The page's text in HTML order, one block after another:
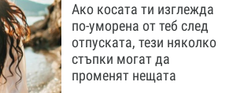
Ако косата ти изглежда
по-уморена от теб след
отпуската, тези няколко
стъпки могат да
променят нещата